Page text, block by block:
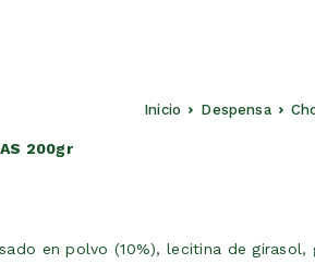
Inicio Despensa
200gr
en polvo (10%), lecitina de